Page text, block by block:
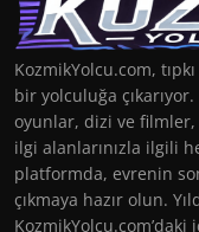
KozmikYolcu.com,
bir yolculuğa
oyunlar, dizi ve filmler,
ilgi alanlarınızla ilgili
platformda, evrenin
çıkmaya hazır olun.
KozmikYolcu.com’daki